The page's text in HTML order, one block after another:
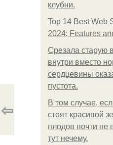
клубни.
Top 14 Best Web
2024: Features
Срезала старую
внутри вместо
сердцевины
пустота.
В том случае,
стоят красивой
плодов почти не
тут нечему.
⇦